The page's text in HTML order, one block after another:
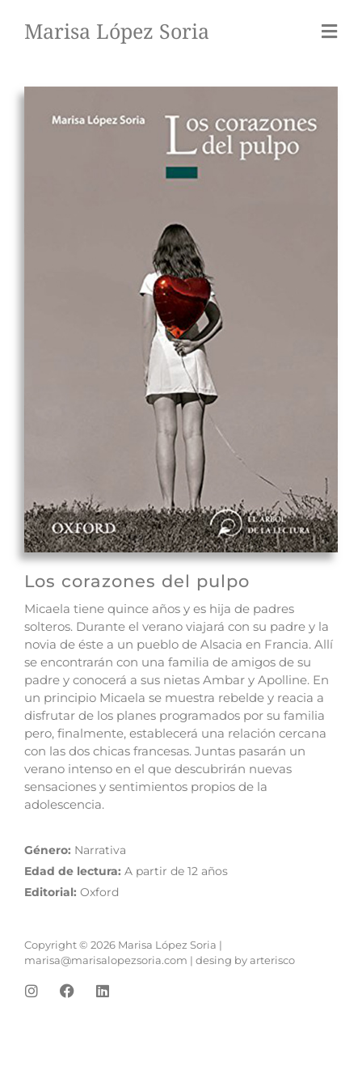
Marisa López Soria
Los corazones del pulpo
Micaela tiene quince años y es hija de padres
solteros. Durante el verano viajará con su padre y la
novia de éste a un pueblo de Alsacia en Francia. Allí
se encontrarán con una familia de amigos de su
padre y conocerá a sus nietas Ambar y Apolline. En
un principio Micaela se muestra rebelde y reacia a
disfrutar de los planes programados por su familia
pero, finalmente, establecerá una relación cercana
con las dos chicas francesas. Juntas pasarán un
verano intenso en el que descubrirán nuevas
sensaciones y sentimientos propios de la
adolescencia.
Género: Narrativa
Edad de lectura: A partir de 12 años
Editorial: Oxford
Copyright © 2026 Marisa López Soria |
marisa@marisalopezsoria.com | desing by arterisco